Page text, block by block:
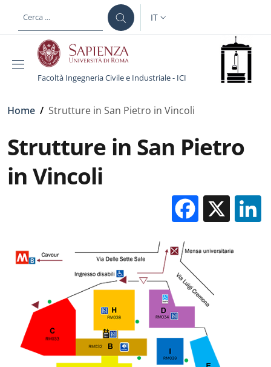
al contenuto principale
SELETTORE LINGUA:
IT
Facoltà Ingegneria Civile e Industriale - ICI
Briciole di pane
Home / Strutture in San Pietro in Vincoli
Strutture in San Pietro
in Vincoli
X